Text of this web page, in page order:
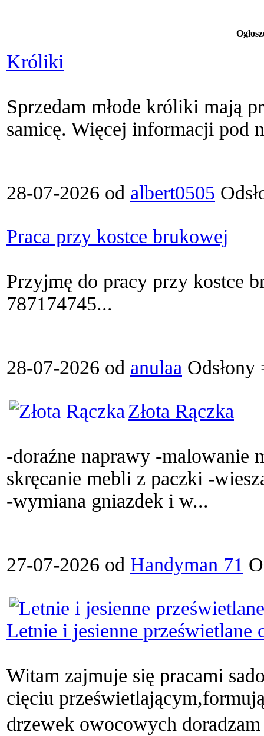
Króliki
Sprzedam młode króliki mają
samicę. Więcej informacji pod
28-07-2026 od albert0505
Praca przy kostce brukowej
Przyjmę do pracy przy kostce
787174745...
28-07-2026 od anulaa Odsłony
Złota Rączka
-doraźne naprawy -malowanie
skręcanie mebli z paczki -
-wymiana gniazdek i w...
27-07-2026 od Handyman 71
Letnie i jesienne
Witam zajmuje się pracami
cięciu
drzewek owocowych